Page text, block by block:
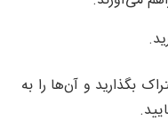
بگذارید و آن‌ها را به